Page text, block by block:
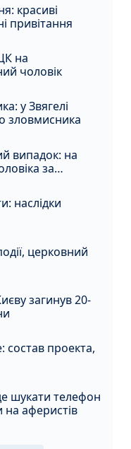
красиві
привітання
на
чоловік
у Звягелі
зловмисника
випадок: на
за
наслідки
церковний
загинув 20-
состав проекта,
шукати телефон
на аферистів